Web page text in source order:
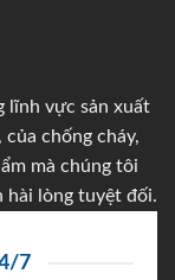
lĩnh vực sản xuất
chống cháy,
mà chúng tôi
hài lòng tuyệt đối.
7